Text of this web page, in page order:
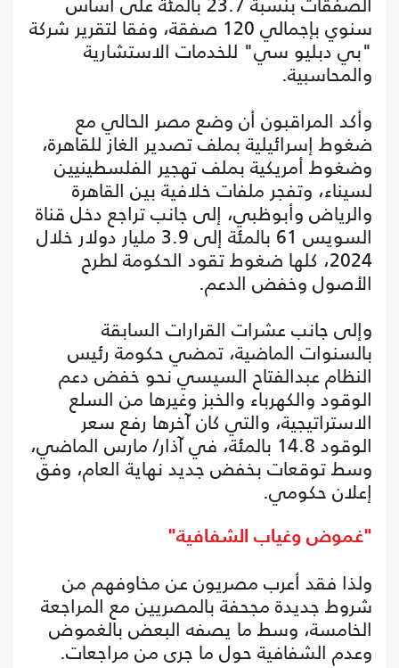
سنوي بإجمالي 120 صفقة، وفقا لتقرير شركة
"بي دبليو سي" للخدمات الاستشارية
والمحاسبية.
وأكد المراقبون أن وضع مصر الحالي مع
ضغوط إسرائيلية بملف تصدير الغاز للقاهرة،
وضغوط أمريكية بملف تهجير الفلسطينيين
لسيناء، وتفجر ملفات خلافية بين القاهرة
والرياض وأبوظبي، إلى جانب تراجع دخل قناة
السويس 61 بالمئة إلى 3.9 مليار دولار خلال
2024، كلها ضغوط تقود الحكومة لطرح
الأصول وخفض الدعم.
وإلى جانب عشرات القرارات السابقة
بالسنوات الماضية، تمضي حكومة رئيس
النظام عبدالفتاح السيسي نحو خفض دعم
الوقود والكهرباء والخبز وغيرها من السلع
الاستراتيجية، والتي كان آخرها رفع سعر
الوقود 14.8 بالمئة، في آذار/ مارس الماضي،
وسط توقعات بخفض جديد نهاية العام، وفق
إعلان حكومي.
"غموض وغياب الشفافية"
ولذا فقد أعرب مصريون عن مخاوفهم من
شروط جديدة مجحفة بالمصريين مع المراجعة
الخامسة، وسط ما يصفه البعض بالغموض
وعدم الشفافية حول ما جرى من مراجعات.